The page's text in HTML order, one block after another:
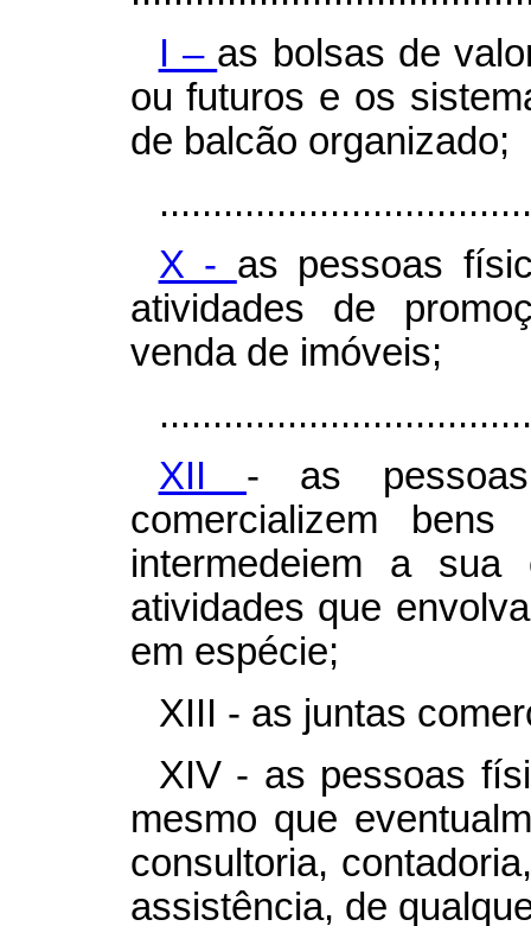
I – as bolsas de
ou futuros e os
de balcão organizado;
X - as pessoas
atividades de
venda de imóveis;
XII - as
comercializem
intermedeiem a sua
atividades que
em espécie;
XIII - as juntas
XIV - as pessoas
mesmo que
consultoria,
assistência, de